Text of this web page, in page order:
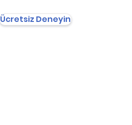
Ücretsiz Deneyin